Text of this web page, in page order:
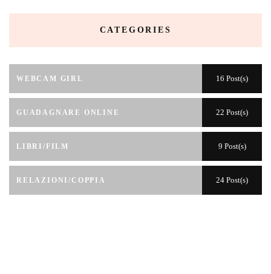
CATEGORIES
WEBCAM GIRL 16 Post(s)
GUADAGNARE ONLINE 22 Post(s)
LIBRI/FILM 9 Post(s)
RELAZIONI/COPPIA 24 Post(s)